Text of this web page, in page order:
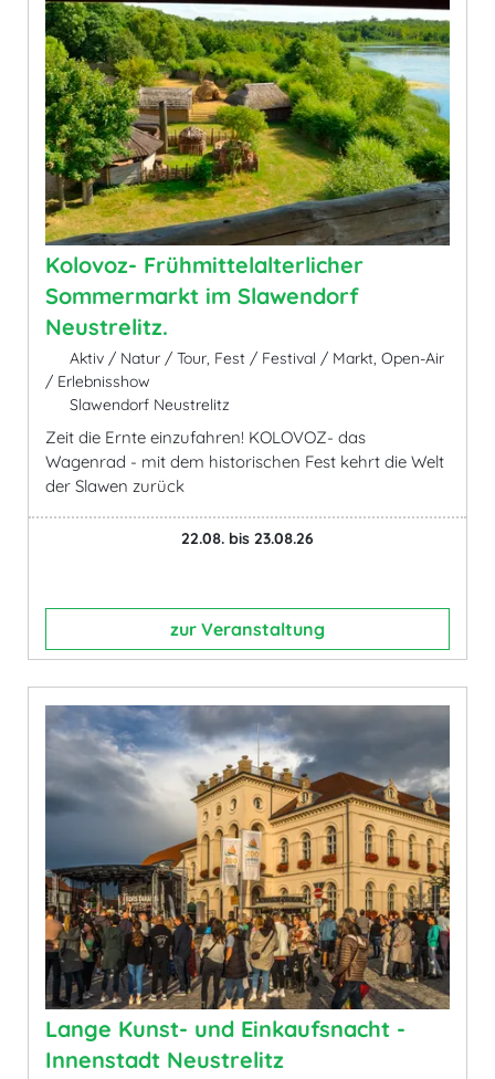
Kolovoz- Frühmittelalterlicher
Sommermarkt im Slawendorf
Neustrelitz.
Aktiv / Natur / Tour, Fest / Festival / Markt, Open-Air
/ Erlebnisshow
Slawendorf Neustrelitz
Zeit die Ernte einzufahren! KOLOVOZ- das
Wagenrad - mit dem historischen Fest kehrt die Welt
der Slawen zurück
22.08. bis 23.08.26
zur Veranstaltung
Lange Kunst- und Einkaufsnacht -
Innenstadt Neustrelitz